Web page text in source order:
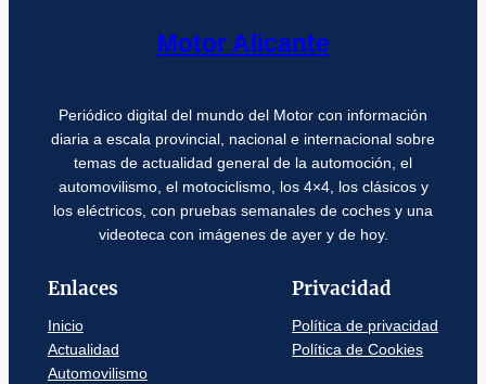
Motor Alicante
Periódico digital del mundo del Motor con información
diaria a escala provincial, nacional e internacional sobre
temas de actualidad general de la automoción, el
automovilismo, el motociclismo, los 4×4, los clásicos y
los eléctricos, con pruebas semanales de coches y una
videoteca con imágenes de ayer y de hoy.
Enlaces
Inicio
Actualidad
Automovilismo
Privacidad
Política de privacidad
Política de Cookies